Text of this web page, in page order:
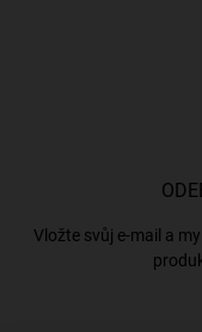
Vložte svůj e-mail a